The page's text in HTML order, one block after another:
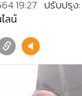
19:27 ปรับปรุง:
ลน์